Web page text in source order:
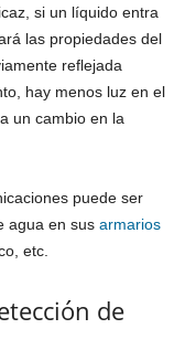
si un líquido entra
las propiedades del
reflejada
hay menos luz en el
un cambio en la
puede ser
agua en sus armarios
etc.
de